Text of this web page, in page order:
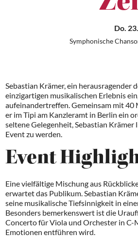
Do.
Symphonische
Sebastian Krämer, ein herausragender
einzigartigen musikalischen Erlebnis
aufeinandertreffen. Gemeinsam mit
er im Tipi am Kanzleramt in Berlin ein
seltene Gelegenheit, Sebastian
Event zu werden.
Event
Eine vielfältige Mischung aus
erwartet das Publikum. Sebastian
seine musikalische Tiefsinnigkeit in
Besonders bemerkenswert ist die
Concerto für Viola und Orchester in
Emotionen entführen wird.